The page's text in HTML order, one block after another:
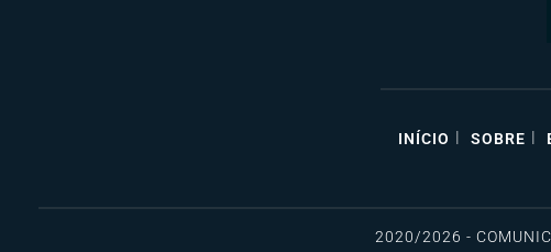
INÍCIO | SOBRE |
2020/2026 -